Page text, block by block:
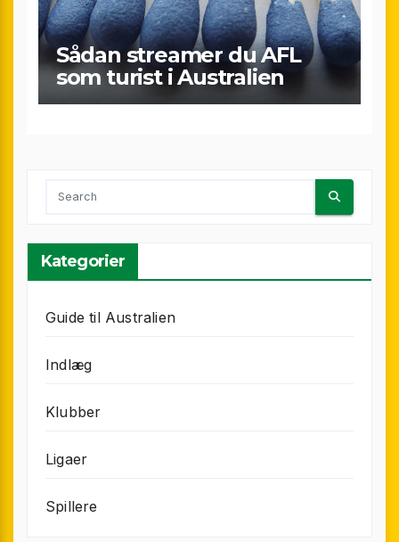
Sådan streamer du AFL
som turist i Australien
Kategorier
Guide til Australien
Indlæg
Klubber
Ligaer
Spillere